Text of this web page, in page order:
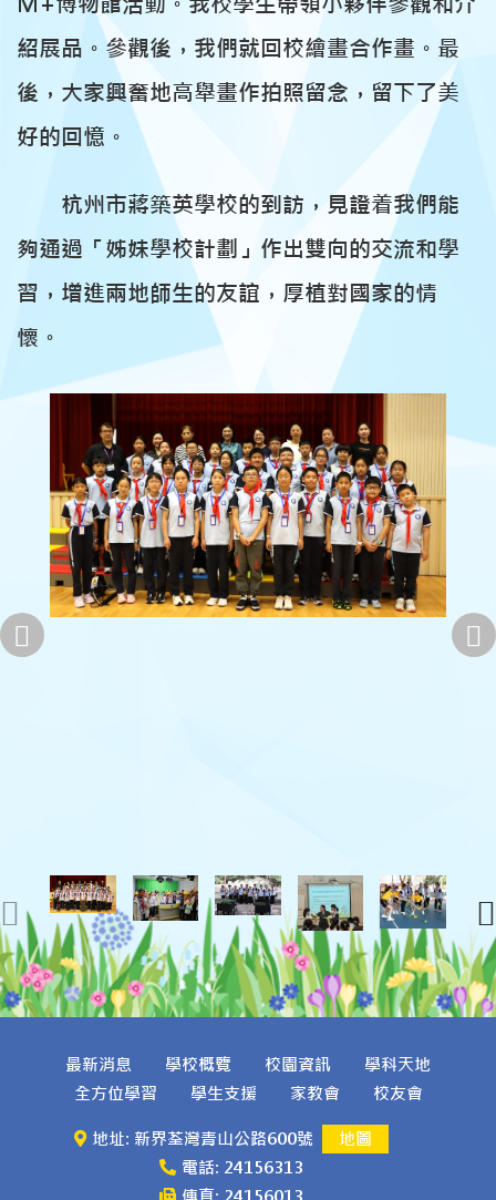
紹展品。參觀後，我們就回校繪畫合作畫。最
後，大家興奮地高舉畫作拍照留念，留下了美
好的回憶。
杭州市蔣築英學校的到訪，見證着我們能
夠通過「姊妹學校計劃」作出雙向的交流和學
習，增進兩地師生的友誼，厚植對國家的情
懷。
最新消息 學校概覽 校園資訊
學科天地
全方位學習
學生支援 家教會 校友會
地址: 新界荃灣青山公路600號
地圖
電話: 24156313